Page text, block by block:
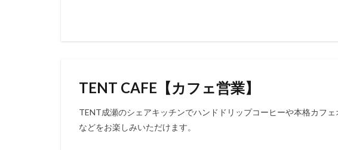
TENT CAFE【カフェ営業】
TENT成瀬のシェアキッチンでハンドドリップコーヒーや本格カフ
などをお楽しみいただけます。